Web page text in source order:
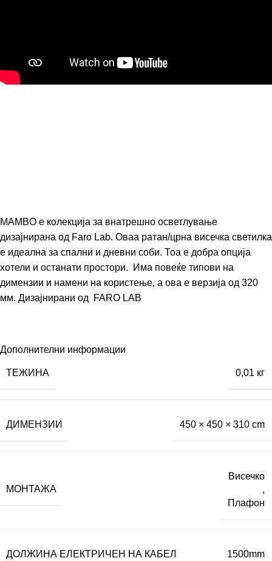
MAMBO е колекција за внатрешно осветлување
дизајнирана од Faro Lab. Оваа ратан/црна висечка светилка
е идеална за спални и дневни соби. Тоа е добра опција
хотели и останати простори. Има повеќе типови на
димензии и намени на користење, а ова е верзија од 320
мм. Дизајнирани од
FARO LAB
Дополнителни информации
ТЕЖИНА 0,01 кг
ДИМЕНЗИИ 450 × 450 × 310 cm
МОНТАЖА
Висечко
,
Плафон
ДОЛЖИНА ЕЛЕКТРИЧЕН НА КАБЕЛ 1500mm